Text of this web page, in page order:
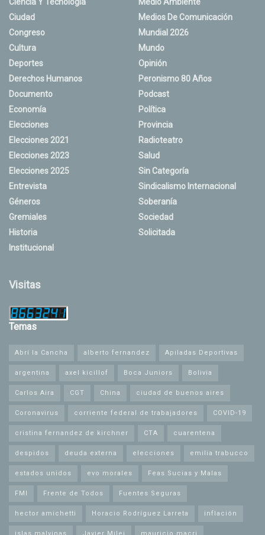
Ciudad
Congreso
Cultura
Deportes
Derechos Humanos
Documento
Economía
Elecciones
Elecciones 2021
Elecciones 2023
Elecciones 2025
Entrevista
Géneros
Gremiales
Historia
Institucional
Medios De Comunicación
Mundial 2026
Mundo
Opinión
Peronismo 80 Años
Podcast
Política
Provincia
Radioteatro
Salud
Sin Categoría
Sindicalismo Internacional
Soberanía
Sociedad
Solicitada
Visitas
Temas
Abrí la Cancha alberto fernandez Apiladas Deportivas
argentina axel kicillof Boca Juniors Bolivia
Carlos Aira CGT China ciudad de buenos aires
Coronavirus corriente federal de trabajadores COVID-19
cristina fernandez de kirchner CTA cuarentena
despidos deuda externa elecciones emilia trabucco
estados unidos evo morales Feas Sucias y Malas
FMI Frente de Todos Fuentes Seguras
hector amichetti Horacio Rodríguez Larreta inflación